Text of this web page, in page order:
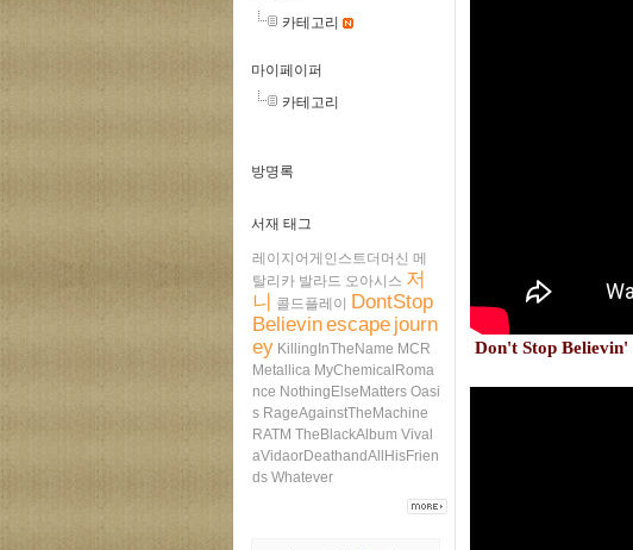
카테고리
마이페이퍼
카테고리
방명록
서재 태그
레이지어게인스트더머신 메
탈리카 발라드 오아시스 저
니 콜드플레이
DontStop
Believinescape journ
ey KillingInTheName MCR
Metallica MyChemicalRoma
nce NothingElseMatters Oasi
s RageAgainstTheMachine
RATM TheBlackAlbum Vival
aVidaorDeathandAllHisFrien
ds Whatever
Don't Stop Believin'